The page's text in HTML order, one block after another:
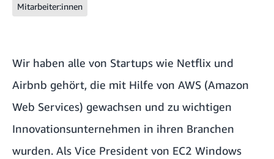
Mitarbeiter:innen
Wir haben alle von Startups wie Netflix und
Airbnb gehört, die mit Hilfe von AWS (Amazon
Web Services) gewachsen und zu wichtigen
Innovationsunternehmen in ihren Branchen
wurden. Als Vice President von EC2 Windows